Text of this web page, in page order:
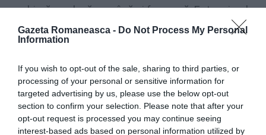
Gazeta Romaneasca - Do Not Process My Personal
Information
If you wish to opt-out of the sale, sharing to third parties, or
processing of your personal or sensitive information for
targeted advertising by us, please use the below opt-out
section to confirm your selection. Please note that after your
opt-out request is processed you may continue seeing
interest-based ads based on personal information utilized by
maghiară, engleză, română şi franceză. Este primul
meu rol într-un film străin în care joc chiar rolul unui
român. Nu se vorbeşte foarte mult, în schimb se
călăreşte la greu. Am multe scene călare, şi chiar
câteva galopuri în viteză. Am luat lecţii de călărie
special pentru film”, a declarat, pentru Pro TV, Dragoş
Bucur.